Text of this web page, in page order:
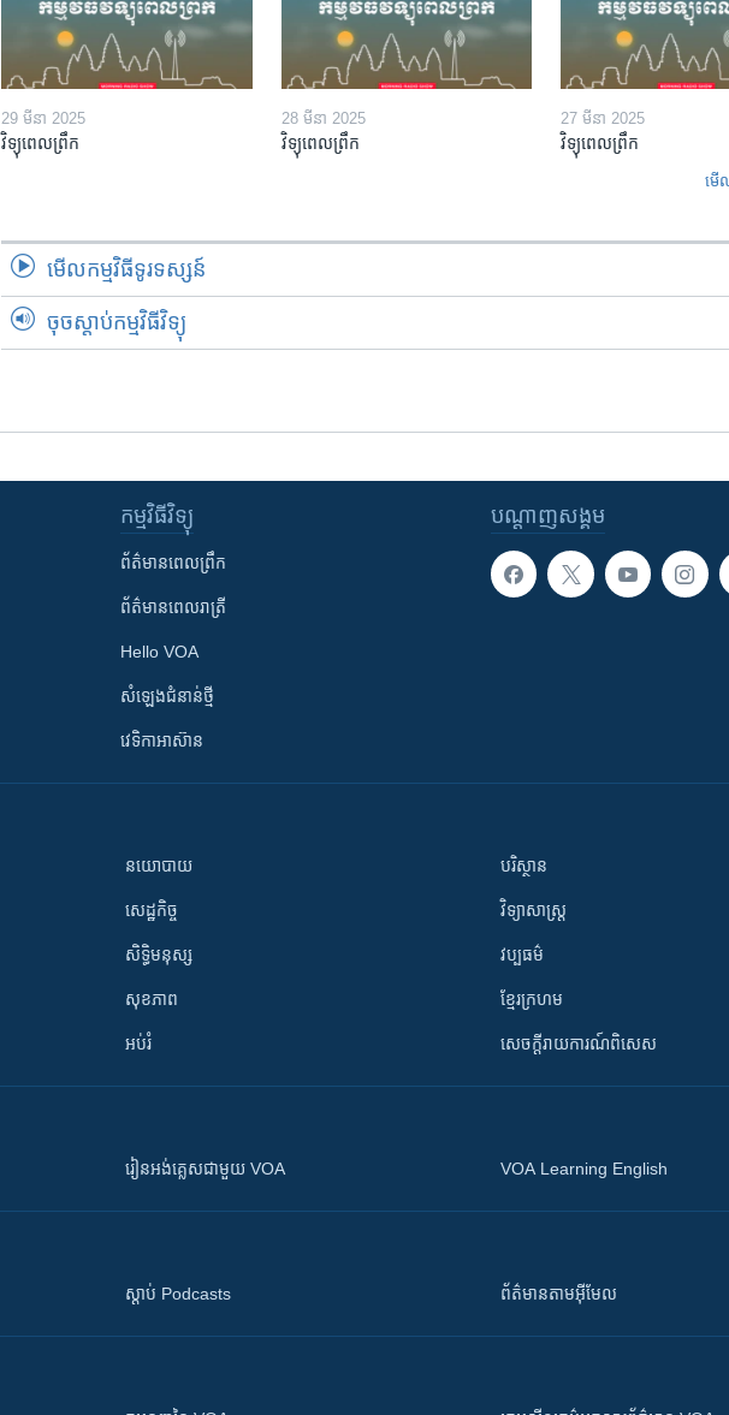
29 មីនា 2025
វិទ្យុពេលព្រឹក
28 មីនា 2025
វិទ្យុពេលព្រឹក
27 មីនា 2025
វិទ្យុពេលព្រឹក
មើ
មើល​កម្មវិធី​ទូរទស្សន៍
ចុចស្តាប់កម្មវិធីវិទ្យុ
បណ្តាញ​សង្គម
កម្មវិធី​វិទ្យុ
ព័ត៌មាន​ពេល​ព្រឹក
ព័ត៌មាន​​ពេល​រាត្រី
Hello VOA
សំឡេង​ជំនាន់​ថ្មី
វេទិកា​អាស៊ាន
នយោបាយ
សេដ្ឋកិច្ច
សិទ្ធិមនុស្ស
សុខភាព
អប់រំ
បរិស្ថាន
វិទ្យាសាស្រ្ត
វប្បធម៌
ខ្មែរក្រហម
សេចក្តីរាយការណ៍ពិសេស
រៀន​​​​​​អង់គ្លេស​​ជាមួយ VOA VOA Learning English
ស្តាប់ Podcasts ព័ត៌មាន​តាម​អ៊ីមែល